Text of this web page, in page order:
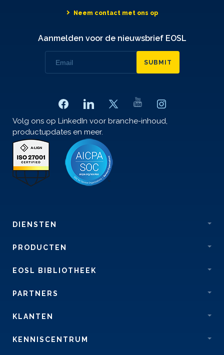
Neem contact met ons op
Aanmelden voor de nieuwsbrief EOSL
SUBMIT
Volg ons op LinkedIn voor branche-inhoud,
productupdates en meer.
DIENSTEN
PRODUCTEN
EOSL BIBLIOTHEEK
PARTNERS
KLANTEN
KENNISCENTRUM